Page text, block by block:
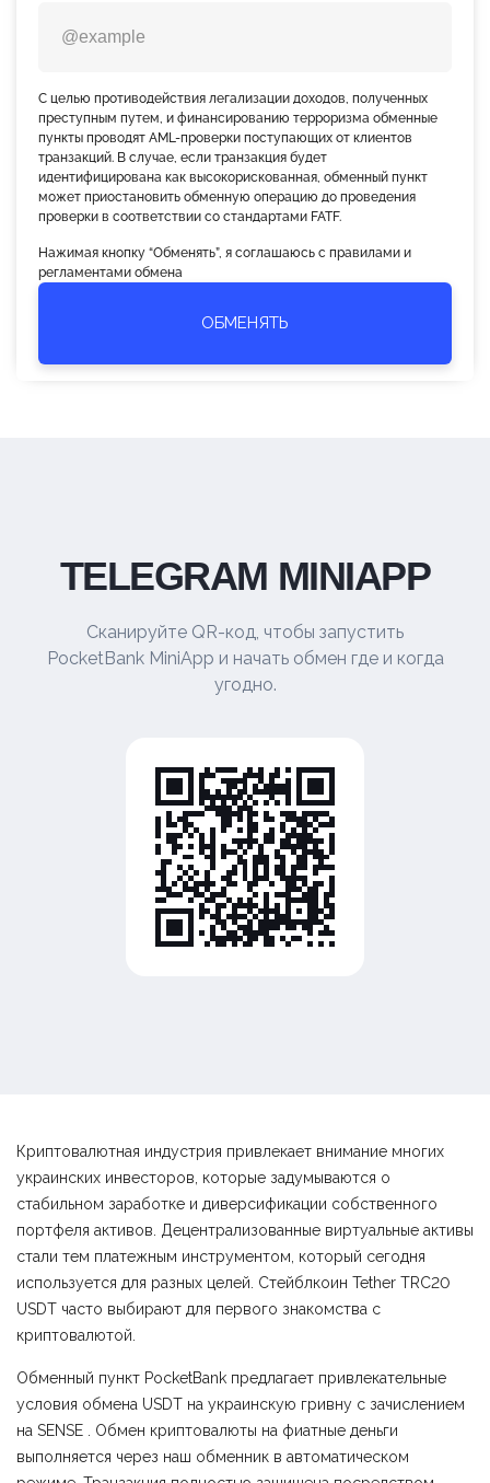
С целью противодействия легализации доходов, полученных
преступным путем, и финансированию терроризма обменные
пункты проводят AML-проверки поступающих от клиентов
транзакций. В случае, если транзакция будет
идентифицирована как высокорискованная, обменный пункт
может приостановить обменную операцию до проведения
проверки в соответствии со стандартами FATF.
Нажимая кнопку “Обменять”, я соглашаюсь с правилами и
регламентами обмена
ОБМЕНЯТЬ
TELEGRAM MINIAPP
Сканируйте QR-код, чтобы запустить
PocketBank MiniApp и начать обмен где и когда
угодно.
Криптовалютная индустрия привлекает внимание многих
украинских инвесторов, которые задумываются о
стабильном заработке и диверсификации собственного
портфеля активов. Децентрализованные виртуальные активы
стали тем платежным инструментом, который сегодня
используется для разных целей. Стейблкоин Tether TRC20
USDT часто выбирают для первого знакомства с
криптовалютой.
Обменный пункт PocketBank предлагает привлекательные
условия обмена USDT на украинскую гривну с зачислением
на SENSE . Обмен криптовалюты на фиатные деньги
выполняется через наш обменник в автоматическом